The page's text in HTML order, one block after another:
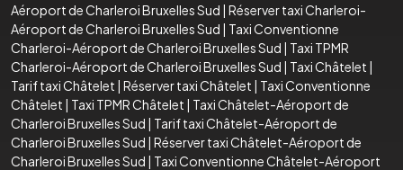
Aéroport de Charleroi Bruxelles Sud | Réserver taxi Charleroi-
Aéroport de Charleroi Bruxelles Sud | Taxi Conventionne
Charleroi-Aéroport de Charleroi Bruxelles Sud | Taxi TPMR
Charleroi-Aéroport de Charleroi Bruxelles Sud | Taxi Châtelet |
Tarif taxi Châtelet | Réserver taxi Châtelet | Taxi Conventionne
Châtelet | Taxi TPMR Châtelet | Taxi Châtelet-Aéroport de
Charleroi Bruxelles Sud | Tarif taxi Châtelet-Aéroport de
Charleroi Bruxelles Sud | Réserver taxi Châtelet-Aéroport de
Charleroi Bruxelles Sud | Taxi Conventionne Châtelet-Aéroport